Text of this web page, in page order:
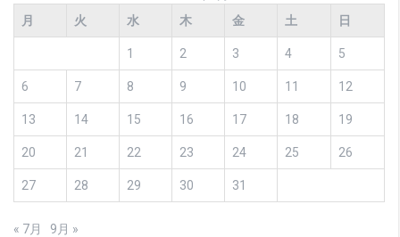
月
火 水 木 金 土 日
1 2 3 4 5
6 7 8 9 10 11 12
13 14 15 16 17 18 19
20 21 22 23 24 25 26
27 28 29 30 31
« 7月 9月 »